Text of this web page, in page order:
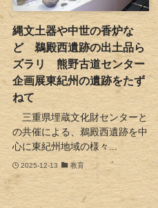
縄文土器や中世の香炉な
ど 鵜殿西遺跡の出土品ら
ズラリ 熊野古道センター
企画展東紀州の遺跡をたず
ねて
三重県埋蔵文化財センターと
の共催による、鵜殿西遺跡を中
心に東紀州地域の様々...
2025-12-13 教育